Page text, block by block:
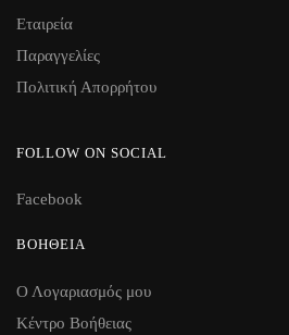
Εταιρεία
Παραγγελίες
Πολιτική Απορρήτου
FOLLOW ON SOCIAL
Facebook
ΒΟΉΘΕΙΑ
Ο Λογαριασμός μου
Κέντρο Βοήθειας